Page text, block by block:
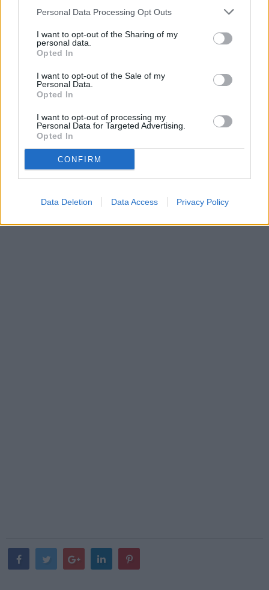
Personal Data Processing Opt Outs
I want to opt-out of the Sharing of my
personal data.
Opted In
I want to opt-out of the Sale of my
Personal Data.
Opted In
I want to opt-out of processing my
Personal Data for Targeted Advertising.
Opted In
CONFIRM
Data Deletion Data Access Privacy Policy